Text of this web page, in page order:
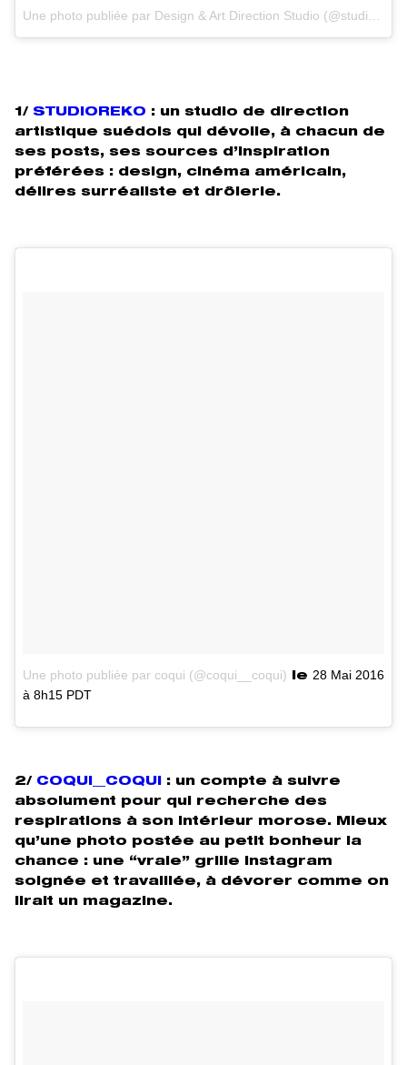
1/ STUDIOREKO : un studio de direction
artistique suédois qui dévoile, à chacun de
ses posts, ses sources d’inspiration
préférées : design, cinéma américain,
délires surréaliste et drôlerie.
Une photo publiée par coqui (@coqui__coqui) le 28 Mai 2016
à 8h15 PDT
2/ COQUI__COQUI
: un compte à suivre
absolument pour qui recherche des
respirations à son intérieur morose. Mieux
qu’une photo postée au petit bonheur la
chance : une “vraie” grille instagram
soignée et travaillée, à dévorer comme on
lirait un magazine.